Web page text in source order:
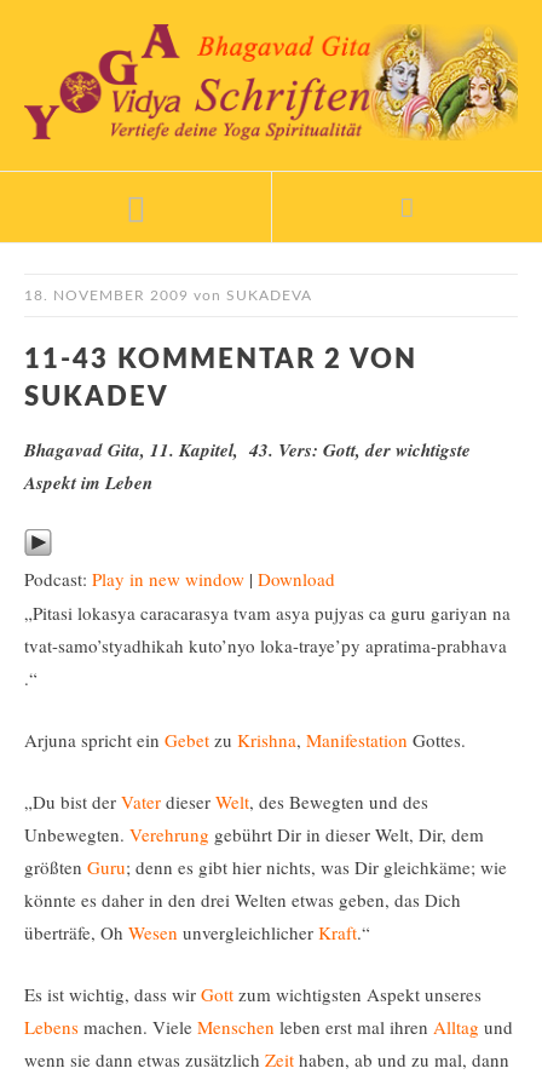
18. NOVEMBER 2009 von SUKADEVA
11-43 KOMMENTAR 2 VON
SUKADEV
Bhagavad Gita, 11. Kapitel, 43. Vers: Gott, der wichtigste
Aspekt im Leben
Podcast: Play in new window | Download
„Pitasi lokasya caracarasya tvam asya pujyas ca guru gariyan na
tvat-samo’styadhikah kuto’nyo loka-traye’py apratima-prabhava
.“
Arjuna spricht ein Gebet zu Krishna, Manifestation Gottes.
„Du bist der Vater dieser Welt, des Bewegten und des
Unbewegten. Verehrung gebührt Dir in dieser Welt, Dir, dem
größten Guru; denn es gibt hier nichts, was Dir gleichkäme; wie
könnte es daher in den drei Welten etwas geben, das Dich
überträfe, Oh Wesen unvergleichlicher Kraft.“
Es ist wichtig, dass wir Gott zum wichtigsten Aspekt unseres
Lebens machen. Viele Menschen leben erst mal ihren Alltag und
wenn sie dann etwas zusätzlich Zeit haben, ab und zu mal, dann